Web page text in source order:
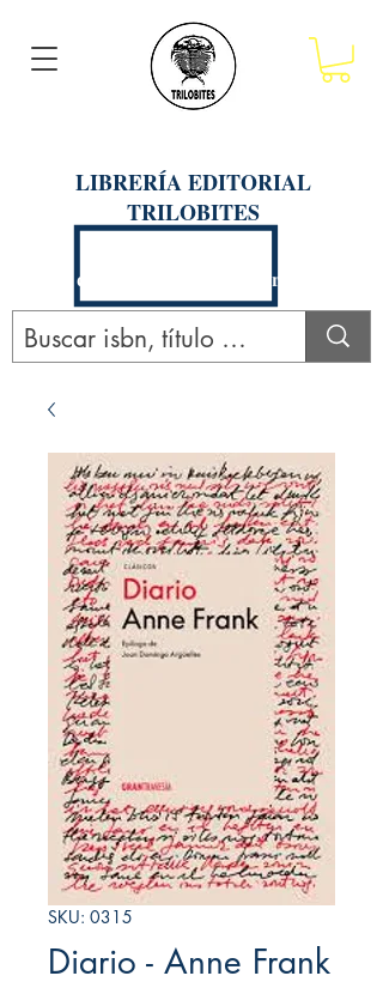
LIBRERÍA EDITORIAL
TRILOBITES
Calle San Agustín 201, Arequipa
SKU: 0315
Diario - Anne Frank